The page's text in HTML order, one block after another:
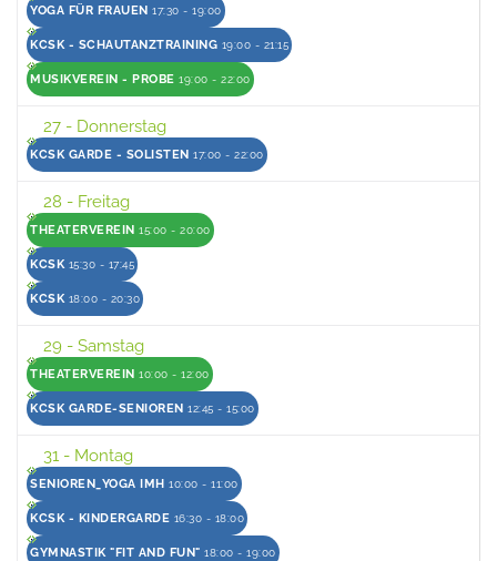
YOGA FÜR FRAUEN 17:30 - 19:00
KCSK - SCHAUTANZTRAINING 19:00 - 21:15
MUSIKVEREIN - PROBE 19:00 - 22:00
27 - Donnerstag
KCSK GARDE - SOLISTEN 17:00 - 22:00
28 - Freitag
THEATERVEREIN 15:00 - 20:00
KCSK 15:30 - 17:45
KCSK 18:00 - 20:30
29 - Samstag
THEATERVEREIN 10:00 - 12:00
KCSK GARDE-SENIOREN 12:45 - 15:00
31 - Montag
SENIOREN_YOGA IMH 10:00 - 11:00
KCSK - KINDERGARDE 16:30 - 18:00
GYMNASTIK "FIT AND FUN" 18:00 - 19:00